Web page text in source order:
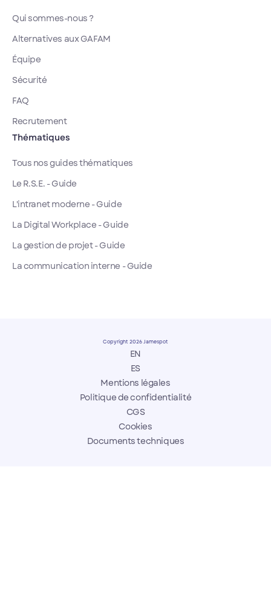
Qui sommes-nous ?
Alternatives aux GAFAM
Équipe
Sécurité
FAQ
Recrutement
Thématiques
Tous nos guides thématiques
Le R.S.E. - Guide
L'intranet moderne - Guide
La Digital Workplace - Guide
La gestion de projet - Guide
La communication interne - Guide
Copyright 2026 Jamespot
EN
ES
Mentions légales
Politique de confidentialité
CGS
Cookies
Documents techniques